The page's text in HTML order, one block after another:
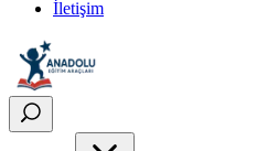
İletişim